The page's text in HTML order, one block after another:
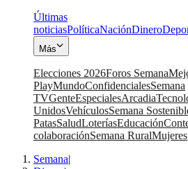
Últimas
noticiasPolíticaNaciónDinero
Más
Elecciones 2026Foros Semana
PlayMundoConfidencialesSemana
TVGenteEspecialesArcadia
UnidosVehículosSemana
PatasSaludLoteríasEducación
colaboraciónSemana RuralMujeres
Semana|